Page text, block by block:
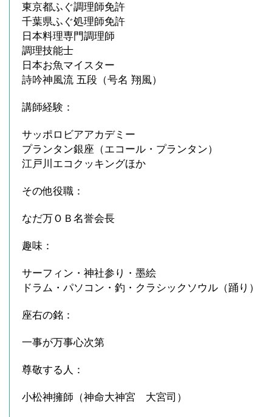
東京都ふぐ調理師免許
千葉県ふぐ処理師免許
日本料理専門調理師
調理技能士
日本お魚マイスター
詩吟神風流 五段（号名 翔風）
講師経験：
サッポロビアアカデミー
プランタン銀座（エコール・プランタン）
江戸川エコクッキングほか
その他役職：
なだ万ＯＢ名誉会長
趣味：
サーフィン・神社参り・墨絵
ドラム・パソコン・釣・クラシックソウル（踊り）
座右の銘：
一事が万事心次第
尊敬する人：
小松神擁師（神命大神宮 大宮司）